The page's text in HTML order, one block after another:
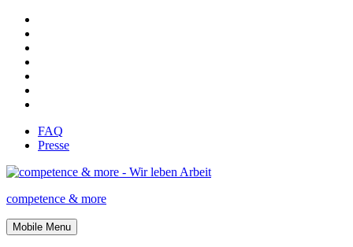
FAQ
Presse
competence & more
Mobile Menu